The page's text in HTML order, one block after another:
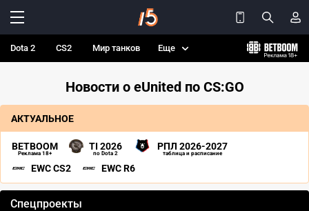
Dota 2 CS2 Мир танков Еще
Новости о eUnited по CS:GO
АКТУАЛЬНОЕ
BETBOOM
Реклама 18+
TI 2026
по Dota 2
РПЛ 2026-2027
таблица и расписание
EWC CS2 EWC R6
Спецпроекты